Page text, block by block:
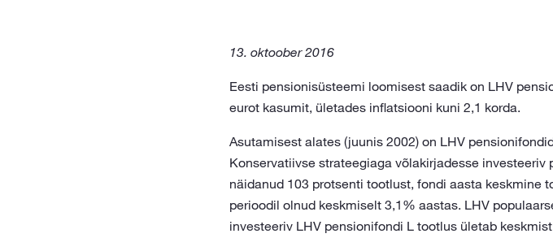
13. oktoober 2016
Eesti pensionisüsteemi loomisest saadik on LHV
eurot kasumit, ületades inflatsiooni kuni 2,1 korda.
Asutamisest alates (juunis 2002) on LHV
Konservatiivse strateegiaga võlakirjadesse
näidanud 103 protsenti tootlust, fondi aasta keskmine
perioodil olnud keskmiselt 3,1% aastas. LHV
investeeriv LHV pensionifondi L tootlus ületab